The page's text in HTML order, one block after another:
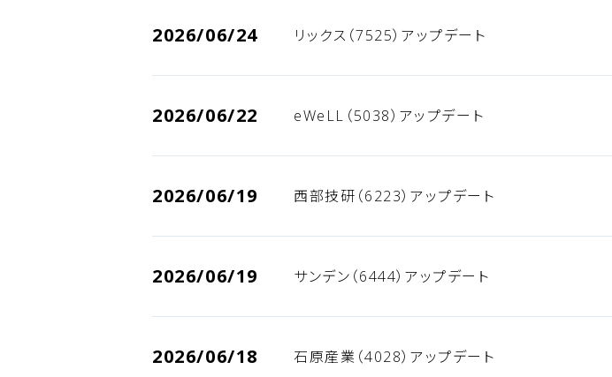
2026/06/24 リックス（7525）アップデート
2026/06/22 eWeLL（5038）アップデート
2026/06/19 西部技研（6223）アップデート
2026/06/19 サンデン（6444）アップデート
2026/06/18 石原産業（4028）アップデート